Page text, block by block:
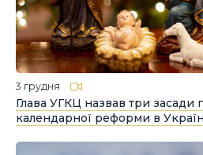
3 грудня
Глава УГКЦ назвав три засади
календарної реформи в